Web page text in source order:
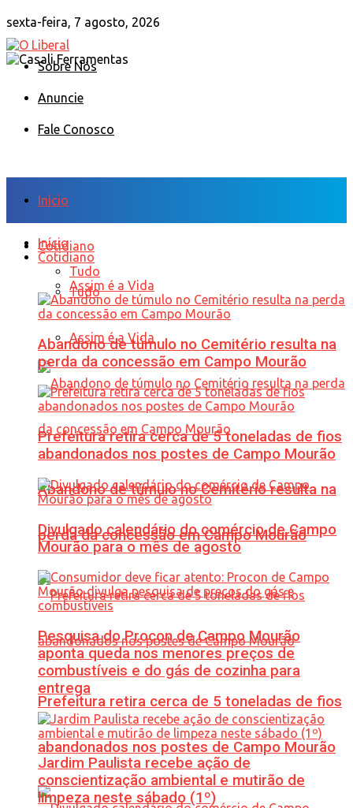
sexta-feira, 7 agosto, 2026
Sobre Nós
Anuncie
Fale Conosco
Início
Cotidiano
Tudo
Assim é a Vida
Abandono de túmulo no Cemitério resulta na
perda da concessão em Campo Mourão
Prefeitura retira cerca de 5 toneladas de fios
abandonados nos postes de Campo Mourão
Início
Cotidiano
Tudo
Assim é a Vida
Abandono de túmulo no Cemitério resulta na
perda da concessão em Campo Mourão
Prefeitura retira cerca de 5 toneladas de fios
abandonados nos postes de Campo Mourão
Divulgado calendário do comércio de Campo
Mourão para o mês de agosto
Pesquisa do Procon de Campo Mourão
aponta queda nos menores preços de
combustíveis e do gás de cozinha para
entrega
Jardim Paulista recebe ação de
conscientização ambiental e mutirão de
limpeza neste sábado (1º)